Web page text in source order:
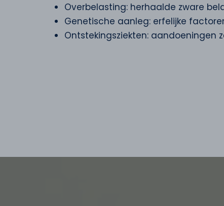
Overbelasting: herhaalde zware
Genetische aanleg: erfelijke
Ontstekingsziekten: aandoeningen